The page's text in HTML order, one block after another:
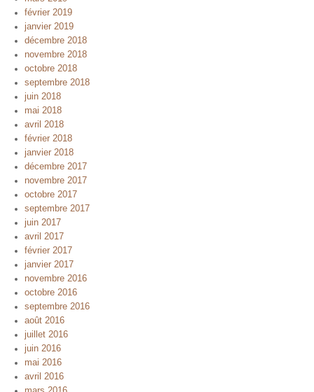
février 2019
janvier 2019
décembre 2018
novembre 2018
octobre 2018
septembre 2018
juin 2018
mai 2018
avril 2018
février 2018
janvier 2018
décembre 2017
novembre 2017
octobre 2017
septembre 2017
juin 2017
avril 2017
février 2017
janvier 2017
novembre 2016
octobre 2016
septembre 2016
août 2016
juillet 2016
juin 2016
mai 2016
avril 2016